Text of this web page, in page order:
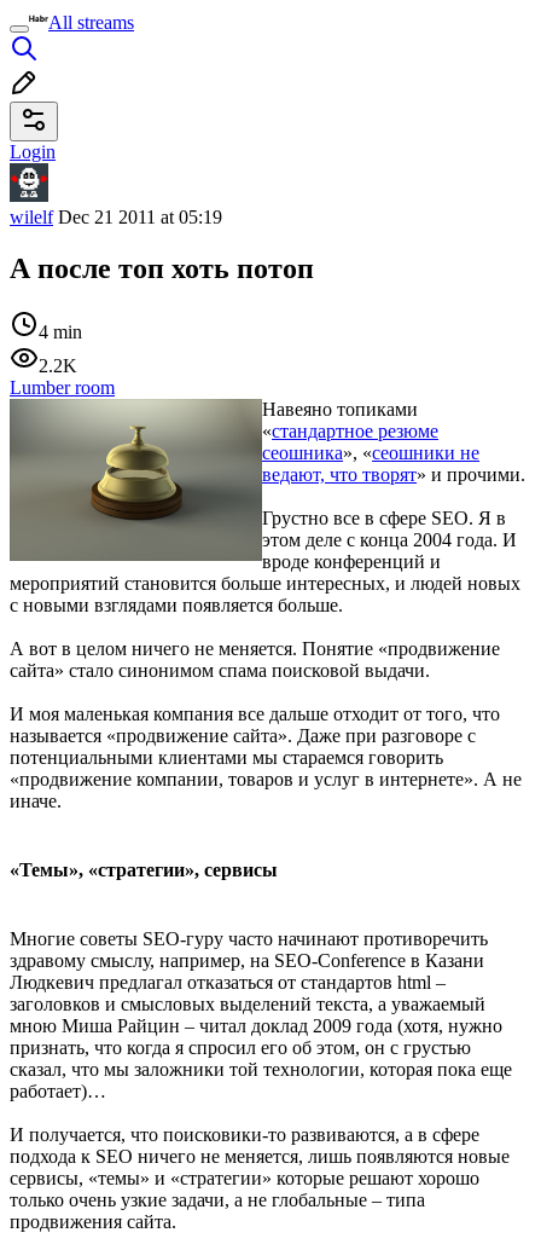
All streams
Login
wilelfDec 21 2011 at 05:19
А после топ хоть потоп
4 min
2.2K
Lumber room
Навеяно топиками
«стандартное резюме
сеошника», «сеошники не
ведают, что творят» и прочими.
Грустно все в сфере SEO. Я в
этом деле с конца 2004 года. И
вроде конференций и
мероприятий становится больше интересных, и людей новых
с новыми взглядами появляется больше.
А вот в целом ничего не меняется. Понятие «продвижение
сайта» стало синонимом спама поисковой выдачи.
И моя маленькая компания все дальше отходит от того, что
называется «продвижение сайта». Даже при разговоре с
потенциальными клиентами мы стараемся говорить
«продвижение компании, товаров и услуг в интернете». А не
иначе.
«Темы», «стратегии», сервисы
Многие советы SEO-гуру часто начинают противоречить
здравому смыслу, например, на SEO-Conference в Казани
Людкевич предлагал отказаться от стандартов html –
заголовков и смысловых выделений текста, а уважаемый
мною Миша Райцин – читал доклад 2009 года (хотя, нужно
признать, что когда я спросил его об этом, он с грустью
сказал, что мы заложники той технологии, которая пока еще
работает)…
И получается, что поисковики-то развиваются, а в сфере
подхода к SEO ничего не меняется, лишь появляются новые
сервисы, «темы» и «стратегии» которые решают хорошо
только очень узкие задачи, а не глобальные – типа
продвижения сайта.